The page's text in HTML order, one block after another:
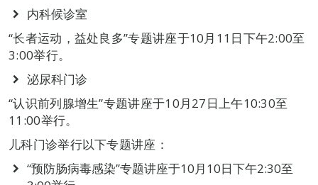
内科候诊室
“长者运动，益处良多”专题讲座于10月11日下午2:00至
3:00举行。
泌尿科门诊
“认识前列腺增生”专题讲座于10月27日上午10:30至
11:00举行。
儿科门诊举行以下专题讲座：
“预防肠病毒感染”专题讲座于10月10日下午2:30至